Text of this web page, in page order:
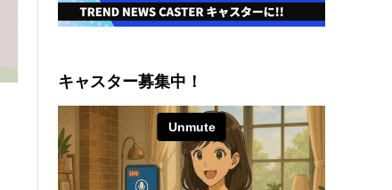
キャスター募集中！